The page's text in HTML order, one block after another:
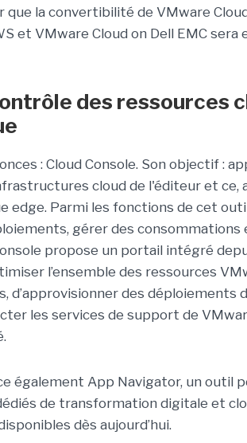
que la convertibilité de VMware
et VMware Cloud on Dell EMC sera
des ressources
: Cloud Console. Son objectif :
cloud de l'éditeur et ce,
edge. Parmi les fonctions de cet
gérer des consommations
propose un portail intégré
l’ensemble des ressources
d’approvisionner des déploiements
les services de support de
également App Navigator, un outil
de transformation digitale et
dès aujourd’hui.